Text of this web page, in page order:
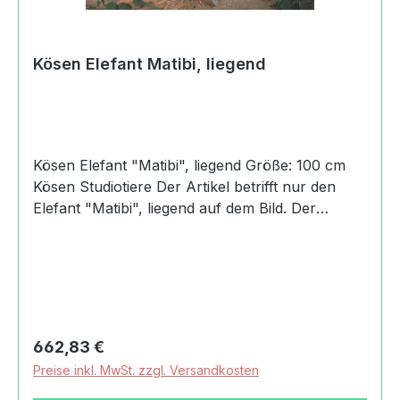
Kösen Elefant Matibi, liegend
Kösen Elefant "Matibi", liegend Größe: 100 cm
Kösen Studiotiere Der Artikel betrifft nur den
Elefant "Matibi", liegend auf dem Bild. Der
ZooHerkunftHandmade in GermanyAngaben
zum Hersteller (Informationspflichten zur GPSR
Produktsicherheitsverordnung) Kösener
Regulärer Preis:
662,83 €
Preise inkl. MwSt. zzgl. Versandkosten